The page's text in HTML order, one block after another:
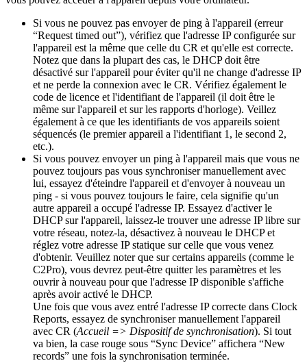
Si vous ne pouvez pas envoyer de ping à l'appareil (erreur
“Request timed out”), vérifiez que l'adresse IP configurée sur
l'appareil est la même que celle du CR et qu'elle est correcte.
Notez que dans la plupart des cas, le DHCP doit être
désactivé sur l'appareil pour éviter qu'il ne change d'adresse IP
et ne perde la connexion avec le CR. Vérifiez également le
code de licence et l'identifiant de l'appareil (il doit être le
même sur l'appareil et sur les rapports d'horloge). Veillez
également à ce que les identifiants de vos appareils soient
séquencés (le premier appareil a l'identifiant 1, le second 2,
etc.).
Si vous pouvez envoyer un ping à l'appareil mais que vous ne
pouvez toujours pas vous synchroniser manuellement avec
lui, essayez d'éteindre l'appareil et d'envoyer à nouveau un
ping - si vous pouvez toujours le faire, cela signifie qu'un
autre appareil a occupé l'adresse IP. Essayez d'activer le
DHCP sur l'appareil, laissez-le trouver une adresse IP libre sur
votre réseau, notez-la, désactivez à nouveau le DHCP et
réglez votre adresse IP statique sur celle que vous venez
d'obtenir. Veuillez noter que sur certains appareils (comme le
C2Pro), vous devrez peut-être quitter les paramètres et les
ouvrir à nouveau pour que l'adresse IP disponible s'affiche
après avoir activé le DHCP.
Une fois que vous avez entré l'adresse IP correcte dans Clock
Reports, essayez de synchroniser manuellement l'appareil
avec CR (Accueil => Dispositif de synchronisation). Si tout
va bien, la case rouge sous “Sync Device” affichera “New
records” une fois la synchronisation terminée.